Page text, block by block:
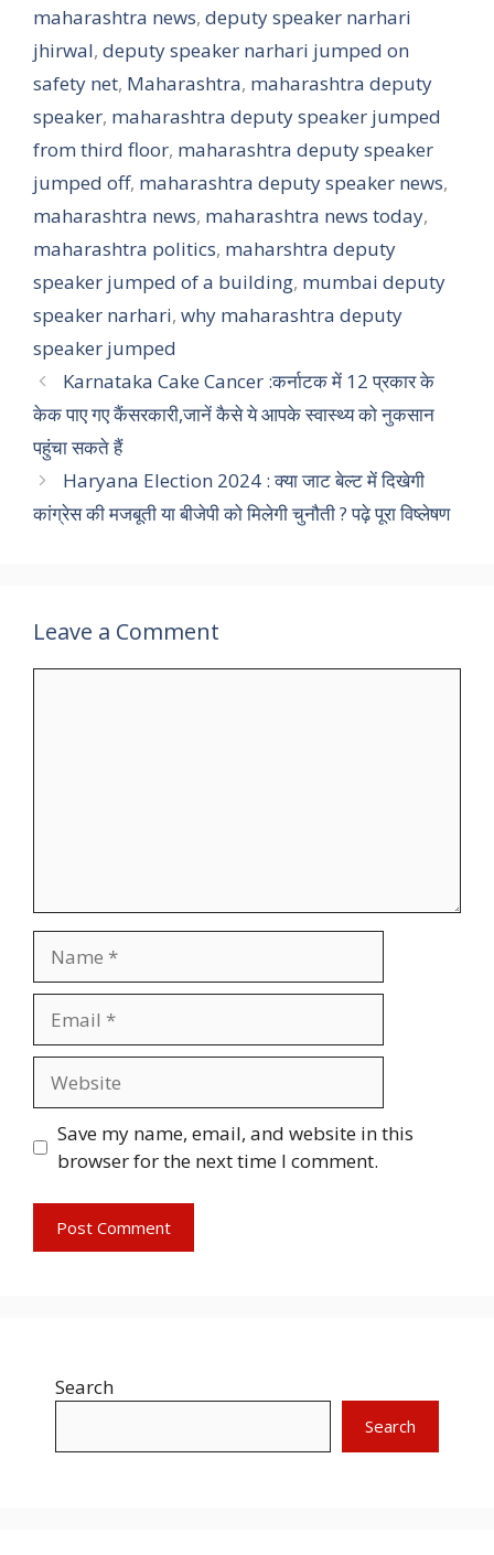
maharashtra news, deputy speaker narhari
jhirwal, deputy speaker narhari jumped on
safety net, Maharashtra, maharashtra deputy
speaker, maharashtra deputy speaker jumped
from third floor, maharashtra deputy speaker
jumped off, maharashtra deputy speaker news,
maharashtra news, maharashtra news today,
maharashtra politics, maharshtra deputy
speaker jumped of a building, mumbai deputy
speaker narhari, why maharashtra deputy
speaker jumped
Karnataka Cake Cancer :कर्नाटक में 12 प्रकार के
केक पाए गए कैंसरकारी,जानें कैसे ये आपके स्वास्थ्य को नुकसान
पहुंचा सकते हैं
Haryana Election 2024 : क्या जाट बेल्ट में दिखेगी
कांग्रेस की मजबूती या बीजेपी को मिलेगी चुनौती ? पढ़े पूरा विष्लेषण
Leave a Comment
Save my name, email, and website in this
browser for the next time I comment.
Search
Search